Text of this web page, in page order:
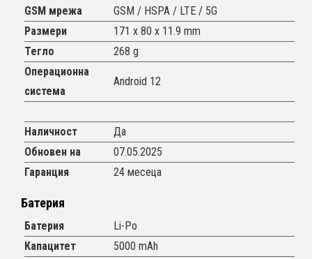
GSM мрежа
GSM / HSPA / LTE / 5G
Размери
171 x 80 x 11.9 mm
Тегло
268 g
Операционна
система
Android 12
Наличност
Да
Обновен на
07.05.2025
Гаранция
24 месеца
Батерия
Батерия
Li-Po
Капацитет
5000 mAh